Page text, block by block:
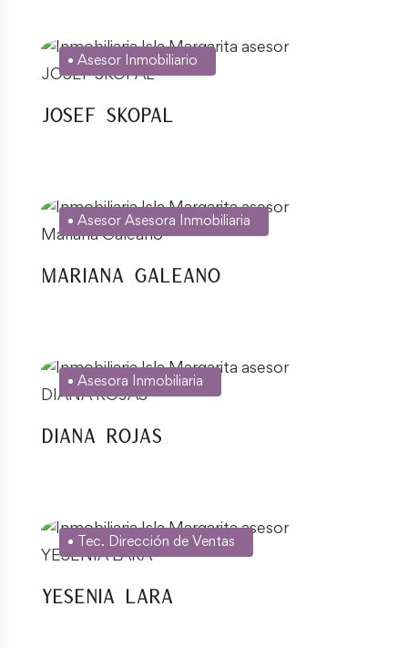
Asesor Inmobiliario
JOSEF SKOPAL
Asesor Asesora Inmobiliaria
Mariana Galeano
Asesora Inmobiliaria
Diana Rojas
Tec. Dirección de Ventas
Yesenia Lara